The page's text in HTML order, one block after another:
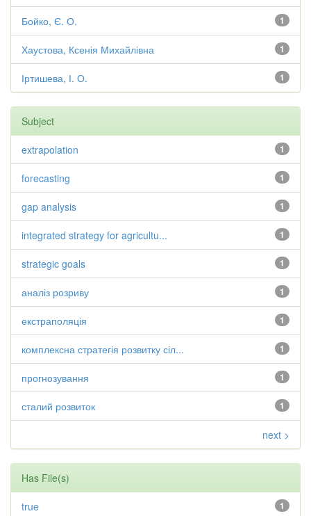
1
Бойко, Є. О.
1
Хаустова, Ксенія Михайлівна
1
Іртишева, І. О.
Subject
1
extrapolation
1
forecasting
1
gap analysis
1
integrated strategy for agricultu...
1
strategic goals
1
аналіз розриву
1
екстраполяція
1
комплексна стратегія розвитку сіл...
1
прогнозування
1
сталий розвиток
next >
Has File(s)
1
true